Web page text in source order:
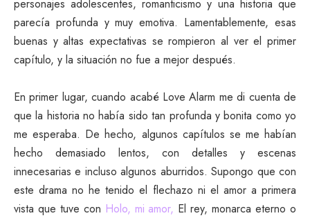
personajes adolescentes, romanticismo y una historia que
parecía profunda y muy emotiva. Lamentablemente, esas
buenas y altas expectativas se rompieron al ver el primer
capítulo, y la situación no fue a mejor después.
En primer lugar, cuando acabé Love Alarm me di cuenta de
que la historia no había sido tan profunda y bonita como yo
me esperaba. De hecho, algunos capítulos se me habían
hecho demasiado lentos, con detalles y escenas
innecesarias e incluso algunos aburridos. Supongo que con
este drama no he tenido el flechazo ni el amor a primera
vista que tuve con Holo, mi amor, El rey, monarca eterno o